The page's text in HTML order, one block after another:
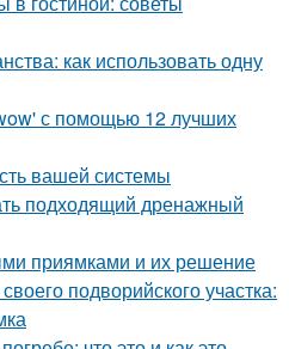
как использовать одну
с помощью 12 лучших
вашей системы
подходящий дренажный
приямками и их решение
подворийского участка: